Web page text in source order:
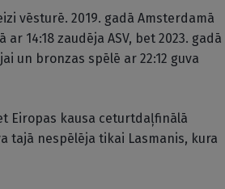
vēsturē. 2019. gadā Amsterdamā
14:18 zaudēja ASV, bet 2023. gadā
un bronzas spēlē ar 22:12 guva
Eiropas kausa ceturtdaļfinālā
tajā nespēlēja tikai Lasmanis, kura